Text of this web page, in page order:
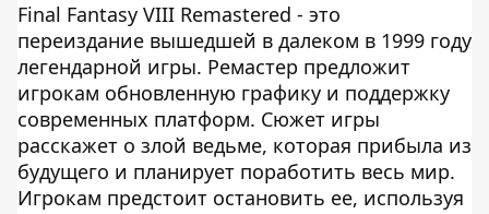
Final Fantasy VIII Remastered - это
переиздание вышедшей в далеком в 1999 году
легендарной игры. Ремастер предложит
игрокам обновленную графику и поддержку
современных платформ. Сюжет игры
расскажет о злой ведьме, которая прибыла из
будущего и планирует поработить весь мир.
Игрокам предстоит остановить ее, используя